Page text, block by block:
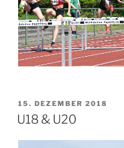
15. DEZEMBER 2018
U18 & U20